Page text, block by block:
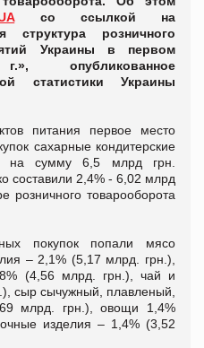
со ссылкой на
структура розничного
Украины в первом
опубликованное
статистики Украины
питания первое место
сахарные кондитерские
на сумму 6,5 млрд грн.
составили 2,4% - 6,02 млрд
розничного товарооборота
покупок попали мясо
– 2,1% (5,17 млрд. грн.),
(4,56 млрд. грн.), чай и
сыр сычужный, плавленый,
млрд. грн.), овощи 1,4%
изделия – 1,4% (3,52